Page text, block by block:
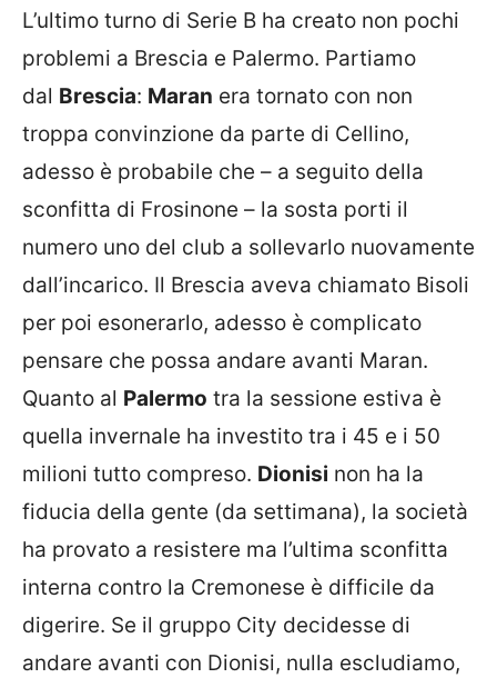
L’ultimo turno di Serie B ha creato non pochi
problemi a Brescia e Palermo. Partiamo
dal Brescia: Maran era tornato con non
troppa convinzione da parte di Cellino,
adesso è probabile che – a seguito della
sconfitta di Frosinone – la sosta porti il
numero uno del club a sollevarlo nuovamente
dall’incarico. Il Brescia aveva chiamato Bisoli
per poi esonerarlo, adesso è complicato
pensare che possa andare avanti Maran.
Quanto al Palermo tra la sessione estiva è
quella invernale ha investito tra i 45 e i 50
milioni tutto compreso. Dionisi non ha la
fiducia della gente (da settimana), la società
ha provato a resistere ma l’ultima sconfitta
interna contro la Cremonese è difficile da
digerire. Se il gruppo City decidesse di
andare avanti con Dionisi, nulla escludiamo,